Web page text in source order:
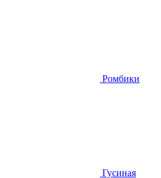
Ромбики
Гусиная